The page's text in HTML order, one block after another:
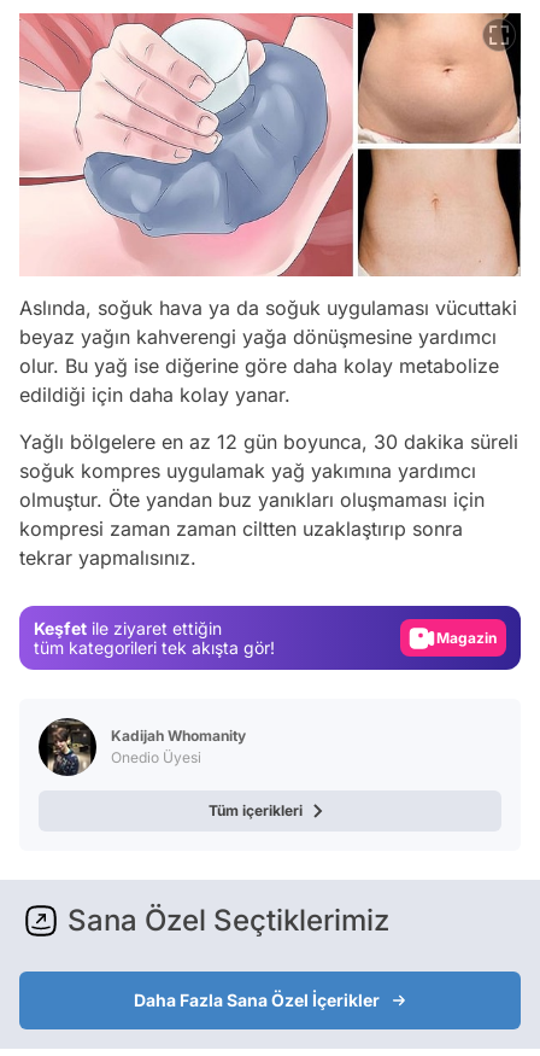
Aslında, soğuk hava ya da soğuk uygulaması vücuttaki
beyaz yağın kahverengi yağa dönüşmesine yardımcı
olur. Bu yağ ise diğerine göre daha kolay metabolize
edildiği için daha kolay yanar.
Yağlı bölgelere en az 12 gün boyunca, 30 dakika süreli
soğuk kompres uygulamak yağ yakımına yardımcı
olmuştur. Öte yandan buz yanıkları oluşmaması için
kompresi zaman zaman ciltten uzaklaştırıp sonra
tekrar yapmalısınız.
Keşfet ile ziyaret ettiğin
tüm kategorileri tek akışta gör!
Video
Video
Kadijah Whomanity
Onedio Üyesi
Tüm içerikleri
Sana Özel Seçtiklerimiz
Daha Fazla Sana Özel İçerikler